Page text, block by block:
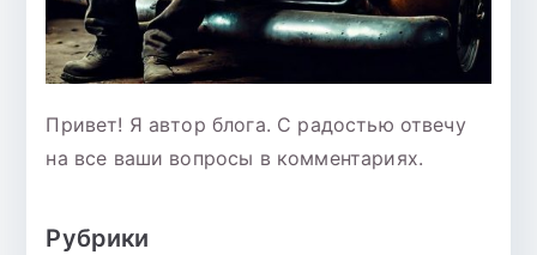
Привет! Я автор блога. С радостью отвечу
на все ваши вопросы в комментариях.
Рубрики